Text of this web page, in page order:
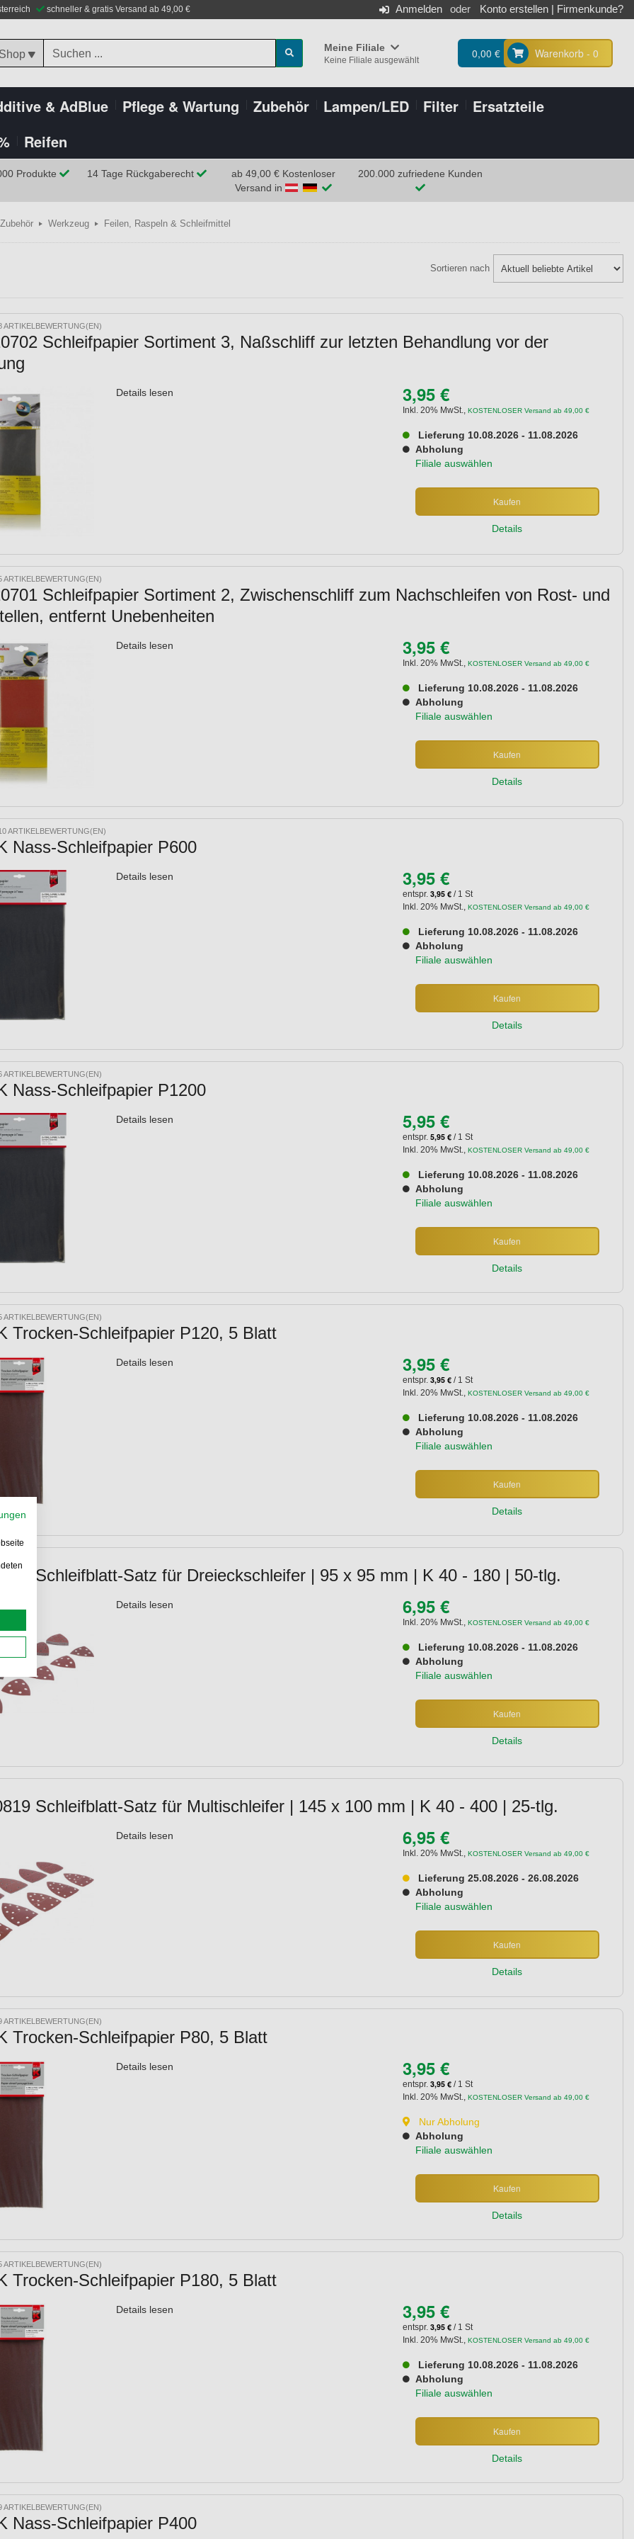
schneller & gratis Versand ab 49,00 € Anmelden Konto erstellen | Firmenkunde?
Meine Filiale
Keine Filiale ausgewählt 0,00 € Warenkorb - 0
& AdBlue Pflege & Wartung Zubehör Lampen/LED Filter
Ersatzteile
Reifen
Produkte 14 Tage Rückgaberecht
ab 49,00 € Kostenloser
Versand in
200.000 zufriedene Kunden
Zubehör Werkzeug Feilen, Raspeln & Schleifmittel
Sortieren nach
ARTIKELBEWERTUNG(EN)
Schleifpapier Sortiment 3, Naßschliff zur letzten Behandlung vor der
Details lesen 3,95 €
Inkl. 20% MwSt.,KOSTENLOSER Versand ab 49,00 €
Lieferung 10.08.2026 - 11.08.2026
Abholung
Filiale auswählen
Kaufen
Details
ARTIKELBEWERTUNG(EN)
Schleifpapier Sortiment 2, Zwischenschliff zum Nachschleifen von Rost- und
entfernt Unebenheiten
Details lesen 3,95 €
Inkl. 20% MwSt. ,KOSTENLOSER Versand ab 49,00 €
Lieferung 10.08.2026 - 11.08.2026
Abholung
Filiale auswählen
Kaufen
Details
ARTIKELBEWERTUNG(EN)
Nass-Schleifpapier P600
Details lesen 3,95 €
entspr.3,95 € / 1 St
Inkl. 20% MwSt.,KOSTENLOSER Versand ab 49,00 €
Lieferung 10.08.2026 - 11.08.2026
Abholung
Filiale auswählen
Kaufen
Details
ARTIKELBEWERTUNG(EN)
Nass-Schleifpapier P1200
Details lesen 5,95 €
entspr.5,95 € / 1 St
Inkl. 20% MwSt.,KOSTENLOSER Versand ab 49,00 €
Lieferung 10.08.2026 - 11.08.2026
Abholung
Filiale auswählen
Kaufen
Details
ARTIKELBEWERTUNG(EN)
Trocken-Schleifpapier P120, 5 Blatt
Details lesen 3,95 €
entspr.3,95 € / 1 St
Inkl. 20% MwSt.,KOSTENLOSER Versand ab 49,00 €
Lieferung 10.08.2026 - 11.08.2026
Abholung
Filiale auswählen
Kaufen
Details
Schleifblatt-Satz für Dreieckschleifer | 95 x 95 mm | K 40 - 180 | 50-tlg.
Details lesen 6,95 €
Inkl. 20% MwSt.,KOSTENLOSER Versand ab 49,00 €
Lieferung 10.08.2026 - 11.08.2026
Abholung
Filiale auswählen
Kaufen
Details
Schleifblatt-Satz für Multischleifer | 145 x 100 mm | K 40 - 400 | 25-tlg.
Details lesen 6,95 €
Inkl. 20% MwSt. ,KOSTENLOSER Versand ab 49,00 €
Lieferung 25.08.2026 - 26.08.2026
Abholung
Filiale auswählen
Kaufen
Details
ARTIKELBEWERTUNG(EN)
Trocken-Schleifpapier P80, 5 Blatt
Details lesen 3,95 €
entspr.3,95 € / 1 St
Inkl. 20% MwSt.,KOSTENLOSER Versand ab 49,00 €
Nur Abholung
Abholung
Filiale auswählen
Kaufen
Details
ARTIKELBEWERTUNG(EN)
Trocken-Schleifpapier P180, 5 Blatt
Details lesen 3,95 €
entspr.3,95 € / 1 St
Inkl. 20% MwSt.,KOSTENLOSER Versand ab 49,00 €
Lieferung 10.08.2026 - 11.08.2026
Abholung
Filiale auswählen
Kaufen
Details
ARTIKELBEWERTUNG(EN)
Nass-Schleifpapier P400